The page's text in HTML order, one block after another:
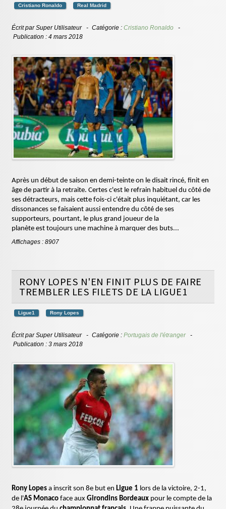
Cristiano Ronaldo Real Madrid
Écrit parSuper Utilisateur Catégorie :Cristiano Ronaldo
Publication : 4 mars 2018
Après un début de saison en demi-teinte on le disait rincé, finit en
âge de partir à laretraite. Certes c'est le refrain habituel du côté de
ses détracteurs, mais cette fois-ci c'était plus inquiétant, car les
dissonances se faisaient aussi entendre du côté de ses
supporteurs, pourtant, le plus grand joueur de la
planèteest toujours une machine à marquer des buts...
Affichages : 8907
RONY LOPES N'EN FINIT PLUS DE FAIRE
TREMBLER LES FILETS DE LA LIGUE1
Ligue1 Rony Lopes
Écrit parSuper Utilisateur Catégorie :Portugais de l'étranger
Publication : 3 mars 2018
Rony Lopesa inscrit son 8e but enLigue 1 lors de la victoire, 2-1,
de l'AS Monaco face auxGirondins Bordeaux pour le compte de la